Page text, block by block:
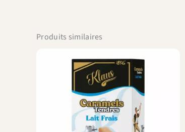
Produits similaires